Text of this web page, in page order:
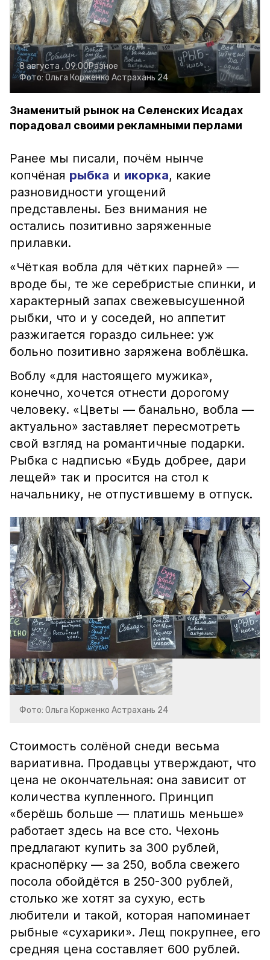
8 августа , 09:00Разное
Фото: Ольга Корженко Астрахань 24
Знаменитый рынок на Селенских Исадах
порадовал своими рекламными перлами
Ранее мы писали, почём нынче
копчёная рыбка и икорка, какие
разновидности угощений
представлены. Без внимания не
остались позитивно заряженные
прилавки.
«Чёткая вобла для чётких парней» —
вроде бы, те же серебристые спинки, и
характерный запах свежевысушенной
рыбки, что и у соседей, но аппетит
разжигается гораздо сильнее: уж
больно позитивно заряжена воблёшка.
Воблу «для настоящего мужика»,
конечно, хочется отнести дорогому
человеку. «Цветы — банально, вобла —
актуально» заставляет пересмотреть
свой взгляд на романтичные подарки.
Рыбка с надписью «Будь добрее, дари
лещей» так и просится на стол к
начальнику, не отпустившему в отпуск.
Фото: Ольга Корженко Астрахань 24
Стоимость солёной снеди весьма
вариативна. Продавцы утверждают, что
цена не окончательная: она зависит от
количества купленного. Принцип
«берёшь больше — платишь меньше»
работает здесь на все сто. Чехонь
предлагают купить за 300 рублей,
краснопёрку — за 250, вобла свежего
посола обойдётся в 250-300 рублей,
столько же хотят за сухую, есть
любители и такой, которая напоминает
рыбные «сухарики». Лещ покрупнее, его
средняя цена составляет 600 рублей.